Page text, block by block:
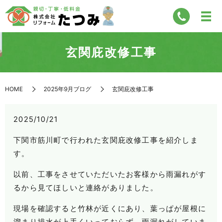
玄関庇改修工事
HOME 2025年9月ブログ 玄関庇改修工事
2025/10/21
下関市筋川町で行われた玄関庇改修工事を紹介しま
す。
以前、工事をさせていただいたお客様から雨漏れがす
るから見てほしいと連絡がありました。
現場を確認すると竹林が近くにあり、葉っぱが屋根に